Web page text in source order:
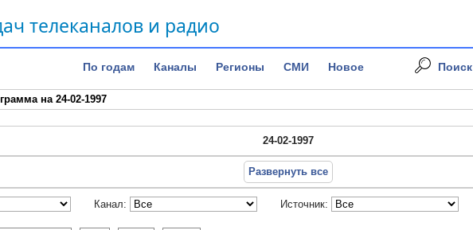
телеканалов и радио
По годам Каналы Регионы СМИ Новое Поиск
на 24-02-1997
24-02-1997
Развернуть все
Канал: Источник: